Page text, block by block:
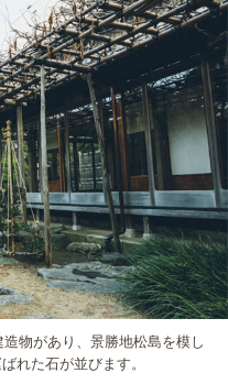
物があり、景勝地松島を模し
れた石が並びます。